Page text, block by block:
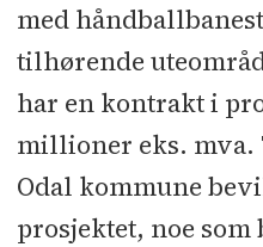
med
tilhørende
har en kontrakt i
millioner eks. mva.
Odal kommune
prosjektet, noe